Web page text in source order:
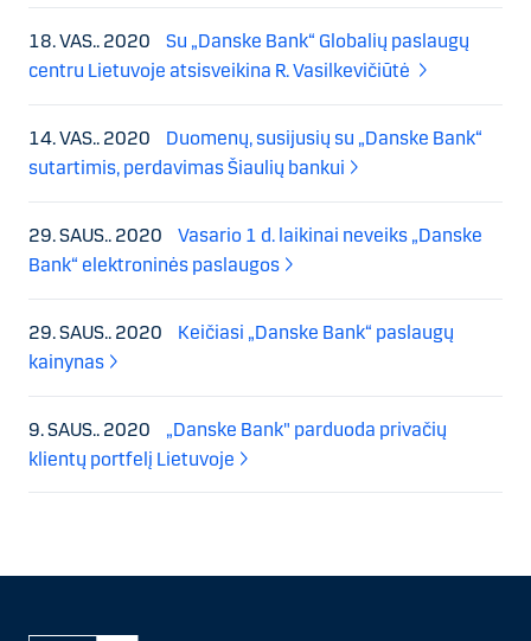
18. VAS.. 2020
Su „Danske Bank“ Globalių paslaugų
centru Lietuvoje atsisveikina R. Vasilkevičiūtė
14. VAS.. 2020
Duomenų, susijusių su „Danske Bank“
sutartimis, perdavimas Šiaulių bankui
29. SAUS.. 2020
Vasario 1 d. laikinai neveiks „Danske
Bank“ elektroninės paslaugos
29. SAUS.. 2020
Keičiasi „Danske Bank“ paslaugų
kainynas
9. SAUS.. 2020
„Danske Bank" parduoda privačių
klientų portfelį Lietuvoje